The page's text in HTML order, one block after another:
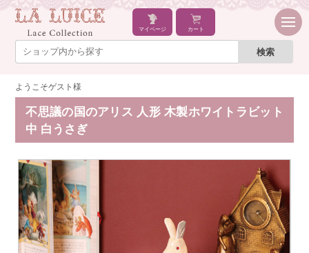
マイページ カート
ようこそゲスト様
不思議の国のアリス 人形 木製ホワイトラビット
中 白うさぎ